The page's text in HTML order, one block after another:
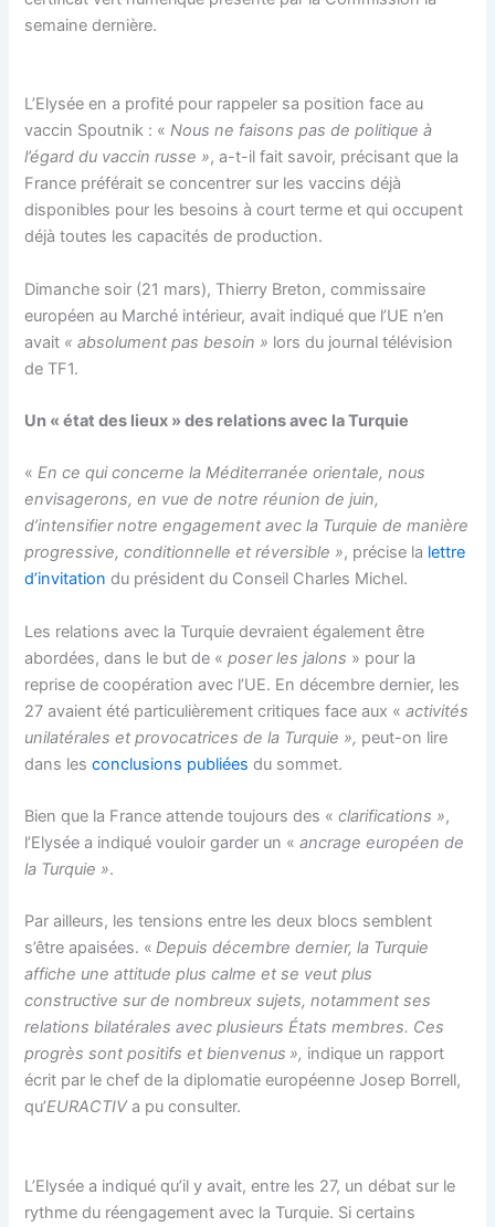
semaine dernière.
L’Elysée en a profité pour rappeler sa position face au
vaccin Spoutnik : «Nous ne faisons pas de politique à
l’égard du vaccin russe », a-t-il fait savoir, précisant que la
France préférait se concentrer sur les vaccins déjà
disponibles pour les besoins à court terme et qui occupent
déjà toutes les capacités de production.
Dimanche soir (21 mars), Thierry Breton, commissaire
européen au Marché intérieur, avait indiqué que l’UE n’en
avait « absolument pas besoin » lors du journal télévision
de TF1.
Un « état des lieux » des relations avec la Turquie
«En ce qui concerne la Méditerranée orientale, nous
envisagerons, en vue de notre réunion de juin,
d’intensifier notre engagement avec la Turquie de manière
progressive, conditionnelle et réversible », précise la lettre
d’invitation du président du Conseil Charles Michel.
Les relations avec la Turquie devraient également être
abordées, dans le but de «poser les jalons » pour la
reprise de coopération avec l’UE. En décembre dernier, les
27 avaient été particulièrement critiques face aux «activités
unilatérales et provocatrices de la Turquie », peut-on lire
dans lesconclusions publiées du sommet.
Bien que la France attende toujours des «clarifications »,
l’Elysée a indiqué vouloir garder un «ancrage européen de
la Turquie ».
Par ailleurs, les tensions entre les deux blocs semblent
s’être apaisées. «Depuis décembre dernier, la Turquie
affiche une attitude plus calme et se veut plus
constructive sur de nombreux sujets, notamment ses
relations bilatérales avec plusieurs États membres. Ces
progrès sont positifs et bienvenus », indique un rapport
écrit par le chef de la diplomatie européenne Josep Borrell,
qu’EURACTIVa pu consulter.
L’Elysée a indiqué qu’il y avait, entre les 27, un débat sur le
rythme du réengagement avec la Turquie. Si certains